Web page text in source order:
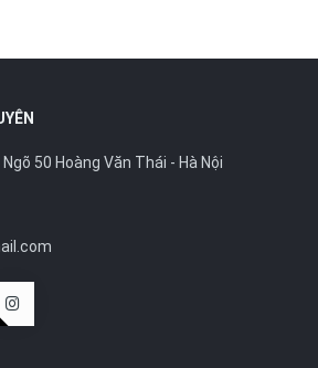
50 Hoàng Văn Thái - Hà Nội